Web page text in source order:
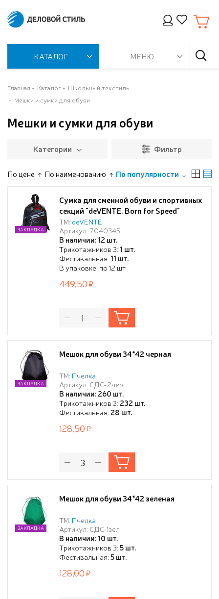
КАТАЛОГ МЕНЮ
Главная Каталог
Школьный текстиль
Мешки и сумки для обуви
Мешки и сумки для обуви
Категории Фильтр
По цене По наименованию По популярности
Сумка для сменной обуви и спортивных
секций "deVENTE. Born for Speed"
38x43x9 см, водоотталкивающая
ткань, дно с расширением 9 см,
большой карман на молнии, на
веревочной завязке, с ручками
ТМ: deVENTE
Артикул: 7040345
В наличии: 12 шт.
Трикотажников 3: 1 шт.
Фестивальная: 11 шт.
В упаковке: по 12 шт
ЗАКЛАДКА
449,50
Мешок для обуви 34*42 черная
ТМ: Пчелка
Артикул: СДС-2чер
В наличии: 260 шт.
Трикотажников 3: 232 шт.
Фестивальная: 28 шт.
ЗАКЛАДКА
128,50
Мешок для обуви 34*42 зеленая
ТМ: Пчелка
Артикул: СДС-1зел
В наличии: 10 шт.
Трикотажников 3:5 шт.
Фестивальная:5 шт.
ЗАКЛАДКА
128,00